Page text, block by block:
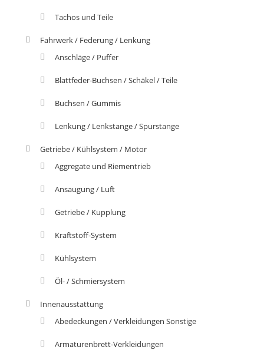
Tachos und Teile
Fahrwerk / Federung / Lenkung
Anschläge / Puffer
Blattfeder-Buchsen / Schäkel / Teile
Buchsen / Gummis
Lenkung / Lenkstange / Spurstange
Getriebe / Kühlsystem / Motor
Aggregate und Riementrieb
Ansaugung / Luft
Getriebe / Kupplung
Kraftstoff-System
Kühlsystem
Öl- / Schmiersystem
Innenausstattung
Abedeckungen / Verkleidungen Sonstige
Armaturenbrett-Verkleidungen